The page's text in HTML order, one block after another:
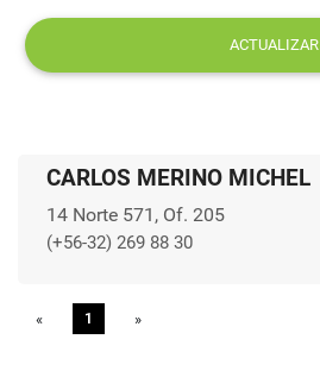
ACTUALIZAR
CARLOS MERINO MICHEL
14 Norte 571, Of. 205
(+56-32) 269 88 30
« Previous
1 »